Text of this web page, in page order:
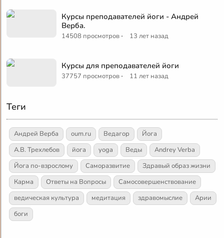
Курсы преподавателей йоги - Андрей
Верба.
14508 просмотров · 13 лет назад
Курсы для преподавателей йоги
37757 просмотров · 11 лет назад
Теги
Андрей Верба oum.ru Ведагор
Йога
А.В. Трехлебов
йога yoga Веды
Andrey Verba
Йога по-взрослому
Саморазвитие
Здравый образ жизни
Карма
Ответы на Вопросы
Самосовершенствование
ведическая культура
медитация здравомыслие
Арии
боги